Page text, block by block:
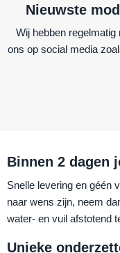
Nieuwste
Wij hebben regelmatig
ons op social media
Binnen 2 dagen
Snelle levering en géén
naar wens zijn, neem
water- en vuil afstotend
Unieke